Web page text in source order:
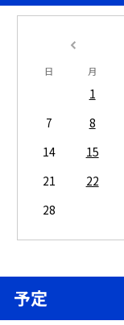
日 月
1
7
8
14
15
21
22
28
予定